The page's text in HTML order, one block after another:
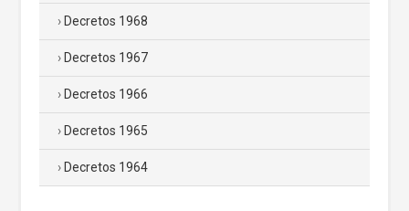
Decretos 1968
Decretos 1967
Decretos 1966
Decretos 1965
Decretos 1964